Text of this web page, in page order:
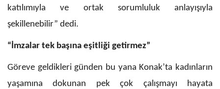
katılımıyla ve ortak sorumluluk anlayışıyla
şekillenebilir” dedi.
“İmzalar tek başına eşitliği getirmez”
Göreve geldikleri günden bu yana Konak’ta kadınların
yaşamına dokunan pek çok çalışmayı hayata